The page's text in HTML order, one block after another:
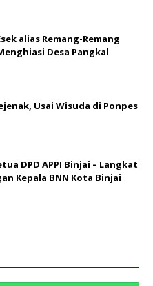
alias Remang-Remang
Desa Pangkal
Usai Wisuda di Ponpes
DPD APPI Binjai – Langkat
Kepala BNN Kota Binjai